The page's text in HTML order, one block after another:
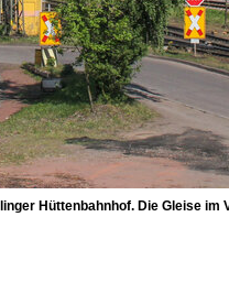
Hüttenbahnhof. Die Gleise im